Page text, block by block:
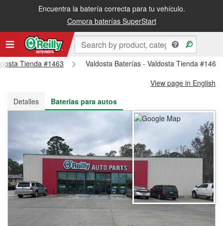
Encuentra la batería correcta para tu vehículo.
Compra baterías SuperStart
Recibe tu orden gratis al día siguiente o recógela en la tienda
Tienda #1463
Valdosta Baterías - Valdosta Tienda #1463
View page in English
Detalles
Baterías para autos